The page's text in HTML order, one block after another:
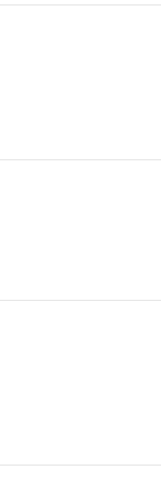
Légal